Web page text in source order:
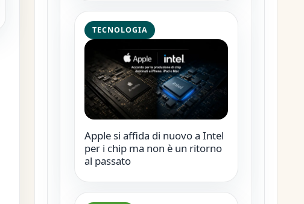
TECNOLOGIA
Apple si affida di nuovo a Intel
per i chip ma non è un ritorno
al passato